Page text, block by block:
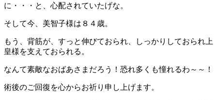
に・・・と、心配されていたげな。
そして今、美智子様は８４歳。
もう、背筋が、すっと伸びておられ、しっかりしておられ上
皇様を支えておられる。
なんて素敵なおばあさまだろう！恐れ多くも憧れるわ～～！
術後のご回復を心からお祈り申し上げます。